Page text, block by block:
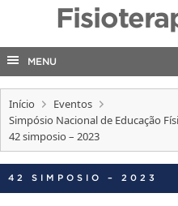
EDITAIS
INTERNACIONAL
TELEFONES
MENU
Início
Eventos
Simpósio Nacional de Educação
42 simposio – 2023
42 SIMPOSIO – 2023